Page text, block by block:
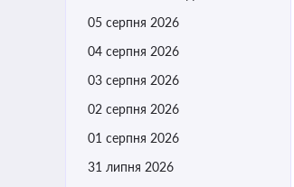
05 серпня 2026
04 серпня 2026
03 серпня 2026
02 серпня 2026
01 серпня 2026
31 липня 2026